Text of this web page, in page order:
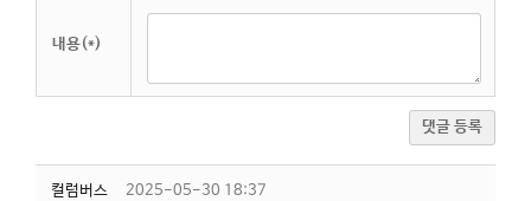
내용(*)
댓글 등록
컬럼버스
2025-05-30 18:37